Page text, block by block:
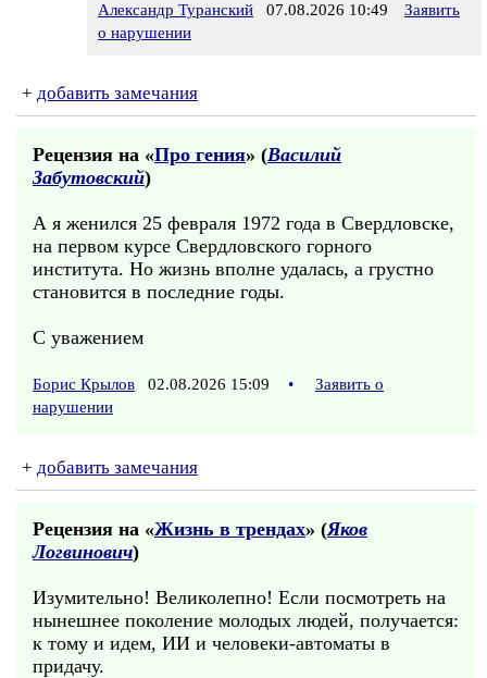
Александр Туранский 07.08.2026 10:49
Заявить
о нарушении
+ добавить замечания
Рецензия на «Про гения» (Василий
Забутовский)
А я женился 25 февраля 1972 года в Свердловске,
на первом курсе Свердловского горного
института. Но жизнь вполне удалась, а грустно
становится в последние годы.
С уважением
Борис Крылов 02.08.2026 15:09 •
Заявить о
нарушении
+ добавить замечания
Рецензия на «Жизнь в трендах» (Яков
Логвинович)
Изумительно! Великолепно! Если посмотреть на
нынешнее поколение молодых людей, получается:
к тому и идем, ИИ и человеки-автоматы в
придачу.